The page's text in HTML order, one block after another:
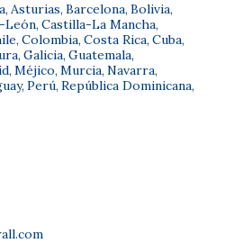
, Asturias, Barcelona, Bolivia,
León, Castilla-La Mancha,
, Colombia, Costa Rica, Cuba,
, Galicia, Guatemala,
, Méjico, Murcia, Navarra,
, Perú, República Dominicana,